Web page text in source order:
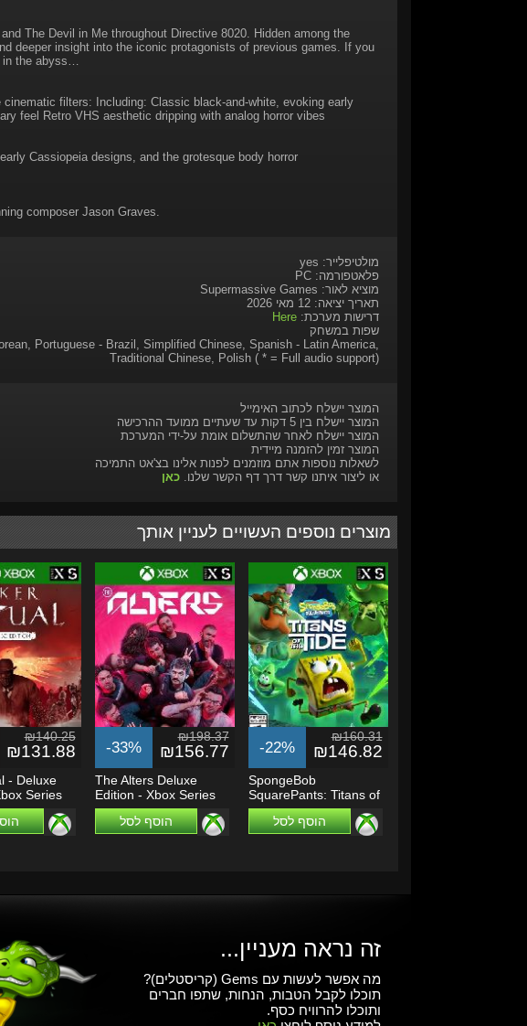
The Devil in Me throughout Directive 8020. Hidden among the
deeper insight into the iconic protagonists of previous games. If you
in the abyss…
filters: Including: Classic black-and-white, evoking early
feel Retro VHS aesthetic dripping with analog horror vibes
Cassiopeia designs, and the grotesque body horror
composer Jason Graves.
מולטיפלייר: yes
פלאטפורמה: PC
מוציא לאור: Supermassive Games
תאריך יציאה: 12 מאי 2026
דרישות מערכת:Here
שפות במשחק
Portuguese - Brazil, Simplified Chinese, Spanish - Latin America,
Traditional Chinese, Polish ( * = Full audio support)
המוצר יישלח לכתוב האימייל
המוצר יישלח בין 5 דקות עד שעתיים ממועד ההרכישה
המוצר יישלח לאחר שהתשלום אומת על-ידי המערכת
המוצר זמין להזמנה מיידית
לשאלות נוספות אתם מוזמנים לפנות אלינו בצ'אט התמיכה
או ליצור איתנו קשר דרך דף הקשר שלנו.כאן
מוצרים נוספים העשויים לעניין אותך
₪140.25
₪131.88
- Deluxe
Series
-33%
₪198.37
₪156.77
The Alters Deluxe
Edition - Xbox Series
X|S/Windows PC
הוסף לסל
-22%
₪160.31
₪146.82
SpongeBob
SquarePants: Titans of
the Tide - Xbox...
הוסף לסל
זה נראה מעניין...
מה אפשר לעשות עם Gems (קריסטלים)?
תוכלו לקבל הטבות, הנחות, שתפו חברים
ותוכלו להרוויח כסף.